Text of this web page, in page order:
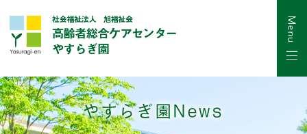
やすらぎ園News